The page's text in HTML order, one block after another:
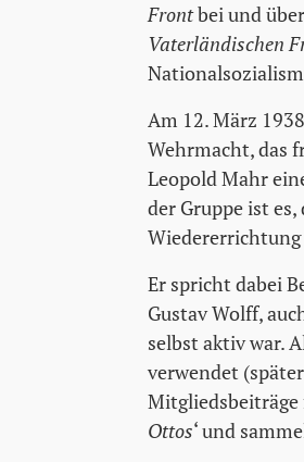
Frontbei und
Vaterländischen
Am 12. März
Wehrmacht, das
Leopold Mahr
der Gruppe ist
Er spricht dabei
Gustav Wolff,
selbst aktiv war.
verwendet
Ottos‘ und